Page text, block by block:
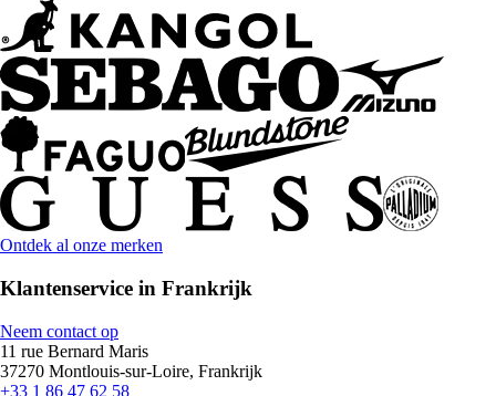
Ontdek al onze merken
Klantenservice in Frankrijk
Neem contact op
11 rue Bernard Maris
37270 Montlouis-sur-Loire, Frankrijk
+33 1 86 47 62 58